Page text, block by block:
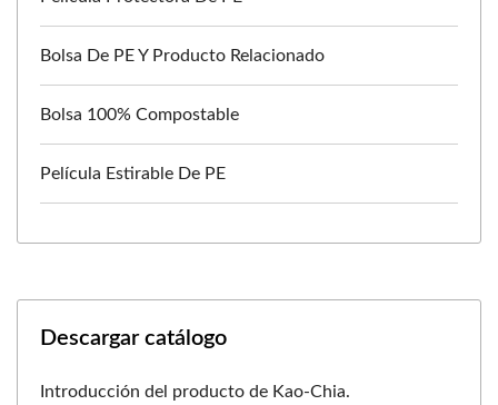
Bolsa De PE Y Producto Relacionado
Bolsa 100% Compostable
Película Estirable De PE
Descargar catálogo
Introducción del producto de Kao-Chia.